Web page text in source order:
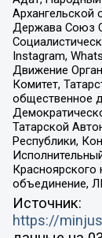
Архангельской
Держава Союз
Instagram,
Движение
Комитет,
общественное
Татарской
Республики,
Красноярского
объединение,
Источник:
https://